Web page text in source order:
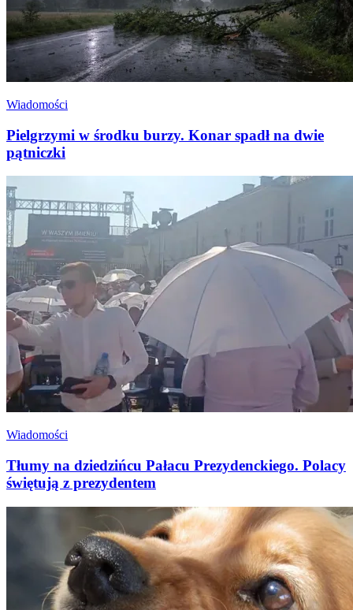
Wiadomości
Pielgrzymi w środku burzy. Konar spadł na dwie
pątniczki
Wiadomości
Tłumy na dziedzińcu Pałacu Prezydenckiego. Polacy
świętują z prezydentem